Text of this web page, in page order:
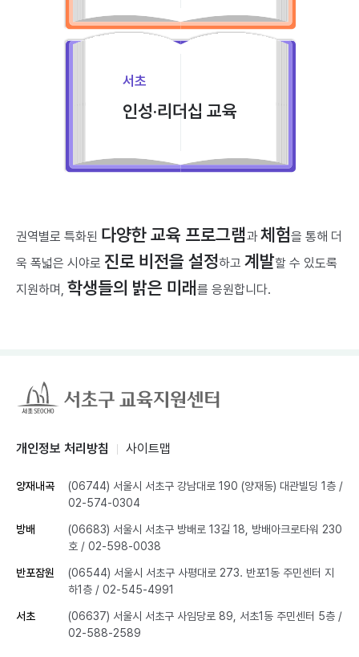
서초
인성·리더십 교육
권역별로 특화된 다양한 교육 프로그램과체험을 통해 더
욱 폭넓은 시야로 진로 비전을 설정하고 계발할 수 있도록
지원하며, 학생들의 밝은 미래를 응원합니다.
개인정보 처리방침 사이트맵
양재내곡 (06744) 서울시 서초구 강남대로 190 (양재동) 대관빌딩 1층 /
02-574-0304
방배
(06683) 서울시 서초구 방배로 13길 18, 방배아크로타워 230
호 / 02-598-0038
반포잠원
(06544) 서울시 서초구 사평대로 273. 반포1동 주민센터 지
하1층 / 02-545-4991
서초 (06637) 서울시 서초구 사임당로 89, 서초1동 주민센터 5층 /
02-588-2589